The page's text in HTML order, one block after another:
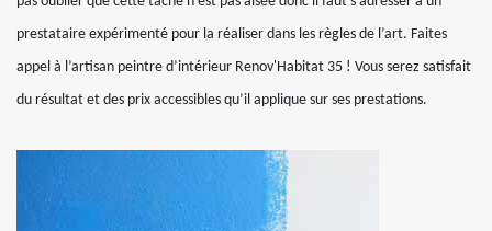
prestataire expérimenté pour la réaliser dans les règles de l’art. Faites
appel à l’artisan peintre d’intérieur Renov'Habitat 35 ! Vous serez satisfait
du résultat et des prix accessibles qu’il applique sur ses prestations.